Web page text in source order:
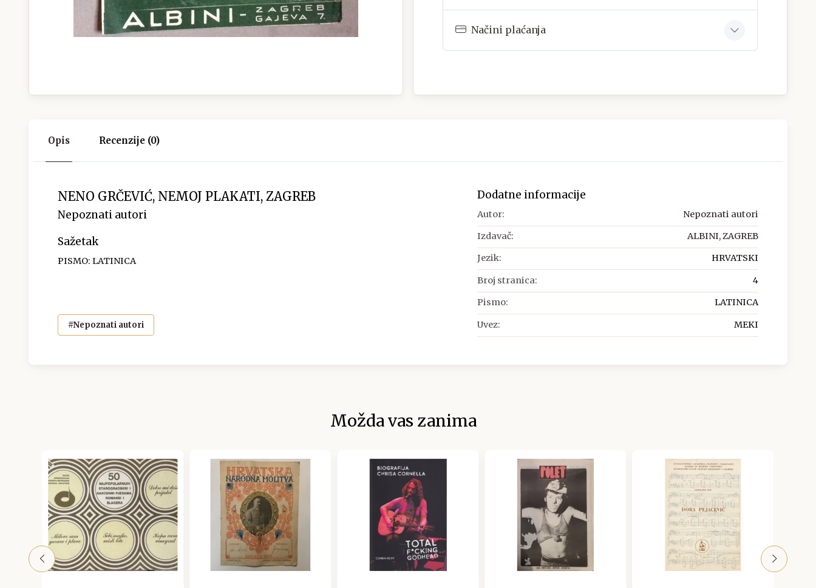
Načini plaćanja
Opis Recenzije (0)
NENO GRČEVIĆ, NEMOJ PLAKATI, ZAGREB
Nepoznati autori
Sažetak
PISMO: LATINICA
#Nepoznati autori
Dodatne informacije
Autor: Nepoznati autori
Izdavač: ALBINI, ZAGREB
Jezik: HRVATSKI
Broj stranica: 4
Pismo: LATINICA
Uvez: MEKI
Možda vas zanima